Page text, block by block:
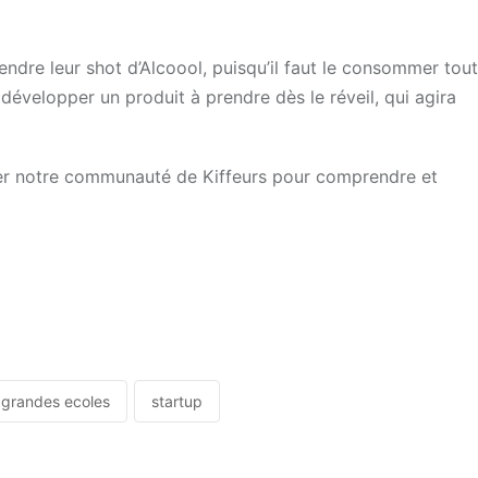
leur shot d’Alcoool, puisqu’il faut le consommer tout
un produit à prendre dès le réveil, qui agira
notre communauté de Kiffeurs pour comprendre et
grandes ecoles startup